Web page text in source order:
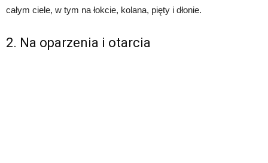
całym ciele, w tym na łokcie, kolana, pięty i dłonie.
2. Na oparzenia i otarcia